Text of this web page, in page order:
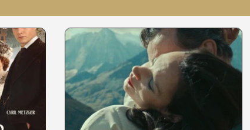
En bref VOD Annonce Evénement En bref
Stefanie Rossier Culture Régional